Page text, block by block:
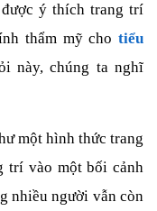
ý thích trang trí
thẩm mỹ cho tiểu
này, chúng ta nghĩ
một hình thức trang
trí vào một bối cảnh
nhiều người vẫn còn